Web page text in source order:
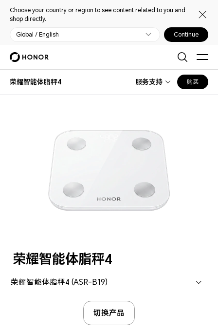
Choose your country or region to see content related to you and
shop directly.
Global / English Continue
荣耀智能体脂秤4 服务支持 购买
荣耀智能体脂秤4
荣耀智能体脂秤4 (ASR-B19)
切换产品